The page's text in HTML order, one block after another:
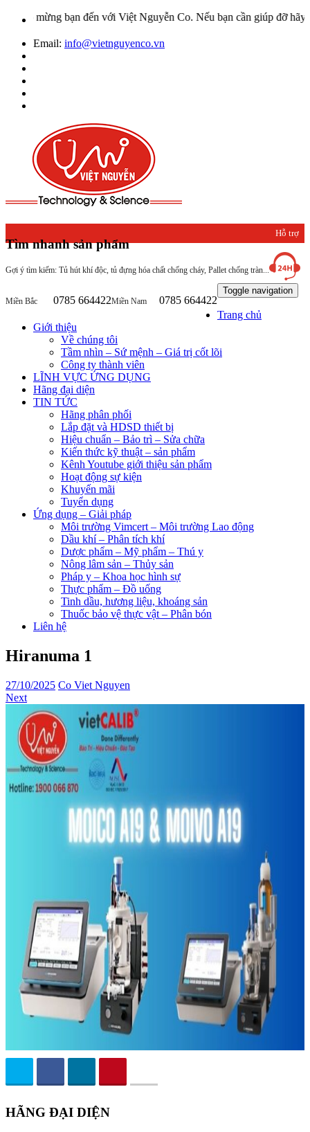
mừng bạn đến với Việt Nguyễn Co. Nếu bạn cần giúp đỡ hãy liên
Email: info@vietnguyenco.vn
Tìm nhanh sản phẩm
Gợi ý tìm kiếm: Tủ hút khí độc, tủ đựng hóa chất chống cháy, Pallet chống tràn...
Hỗ trợ
khách
hàng
Miền Bắc 0785 664422Miền Nam 0785 664422
Toggle navigation
Trang chủ
Giới thiệu
Về chúng tôi
Tầm nhìn – Sứ mệnh – Giá trị cốt lõi
Công ty thành viên
LĨNH VỰC ỨNG DỤNG
Hãng đại diện
TIN TỨC
Hãng phân phối
Lắp đặt và HDSD thiết bị
Hiệu chuẩn – Bảo trì – Sửa chữa
Kiến thức kỹ thuật – sản phẩm
Kênh Youtube giới thiệu sản phẩm
Hoạt động sự kiện
Khuyến mãi
Tuyển dụng
Ứng dụng – Giải pháp
Môi trường Vimcert – Môi trường Lao động
Dầu khí – Phân tích khí
Dược phẩm – Mỹ phẩm – Thú y
Nông lâm sản – Thủy sản
Pháp y – Khoa học hình sự
Thực phẩm – Đồ uống
Tinh dầu, hương liệu, khoáng sản
Thuốc bảo vệ thực vật – Phân bón
Liên hệ
Hiranuma 1
27/10/2025 Co Viet Nguyen
Next
HÃNG ĐẠI DIỆN